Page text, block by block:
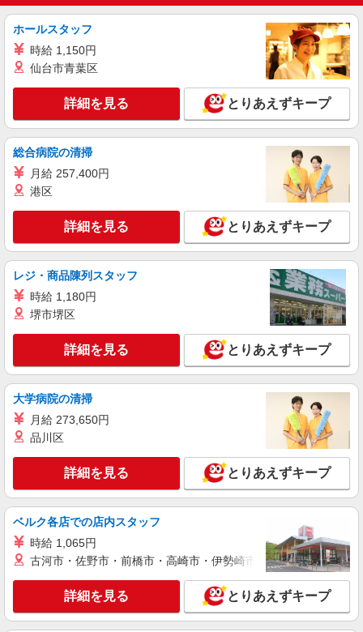
デイサービス 介護スタッフ（ケアクルー）
アップ！ ※給与幅は資格・経験等による
神奈川県藤沢市石川二丁目3番14 ベルスクェ
キープ 詳細を見る
パート
ツクイ藤沢羽鳥（デイサービス）
デイサービス 介護スタッフ（ケアクルー）
アップ！ ※給与幅は資格・経験等による
神奈川県藤沢市羽鳥3-17-22
キープ 詳細を見る
パート
訪問入浴 介護スタッフ（オペレーター）
時給1,317円〜1,457円 ★土・祝日は時給100円
アップ！ ※給与幅は資格・経験等による
詳細を見る
ツクイ・サンフォレスト藤沢駅前（訪問介護）
訪問介護 ホームヘルパー
時給1,320円〜1,540円 ★土日祝日は時給100円
アップ！ ・身体介護手当:500円/時間 ・早朝夜間
深夜手当:300円/時間 （18:00〜翌07:59の時間
帯） ・ICT手当:2,000円/月 ・深夜割増は別途支給
・ケア→ケアの移動時間も賃金（時給）を支給 ※
給与幅は資格・経験等による
神奈川県藤沢市鵠沼石上1丁目13番15号
キープ 詳細を見る
ホールスタッフ
時給 1,150円
仙台市青葉区
詳細を見る とりあえずキープ
総合病院の清掃
月給 257,400円
港区
詳細を見る とりあえずキープ
レジ・商品陳列スタッフ
時給 1,180円
堺市堺区
詳細を見る とりあえずキープ
大学病院の清掃
月給 273,650円
品川区
詳細を見る とりあえずキープ
ベルク各店での店内スタッフ
時給 1,065円
古河市・佐野市・前橋市・高崎市・伊勢崎市・太田市・館林市
詳細を見る とりあえずキープ